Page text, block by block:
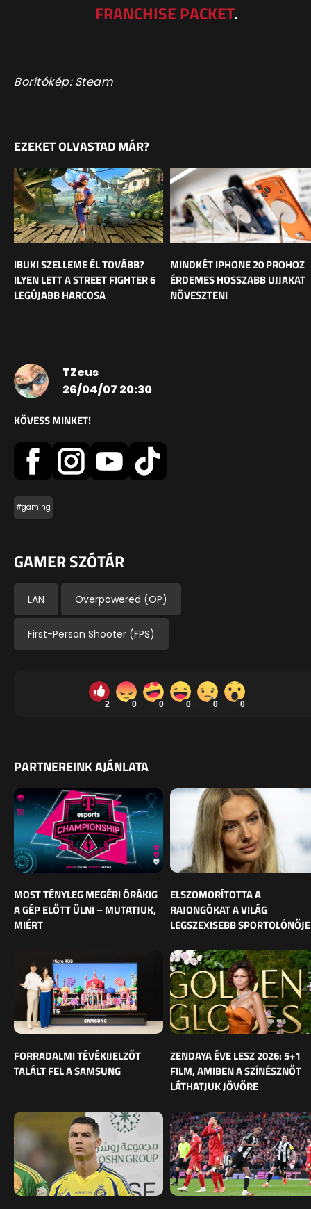
FRANCHISE PACKET.
Borítókép: Steam
EZEKET OLVASTAD MÁR?
IBUKI SZELLEME ÉL TOVÁBB?
ILYEN LETT A STREET FIGHTER 6
LEGÚJABB HARCOSA
MINDKÉT IPHONE 20 PROHOZ
ÉRDEMES HOSSZABB UJJAKAT
NÖVESZTENI
TZeus
26/04/07 20:30
KÖVESS MINKET!
#gaming
GAMER SZÓTÁR
LAN Overpowered (OP)
First-Person Shooter (FPS)
2 0 0 0 0 0
PARTNEREINK AJÁNLATA
MOST TÉNYLEG MEGÉRI ÓRÁKIG
A GÉP ELŐTT ÜLNI – MUTATJUK,
MIÉRT
ELSZOMORÍTOTTA A
RAJONGÓKAT A VILÁG
LEGSZEXISEBB SPORTOLÓNŐJE
FORRADALMI TÉVÉKIJELZŐT
TALÁLT FEL A SAMSUNG
ZENDAYA ÉVE LESZ 2026: 5+1
FILM, AMIBEN A SZÍNÉSZNŐT
LÁTHATJUK JÖVŐRE